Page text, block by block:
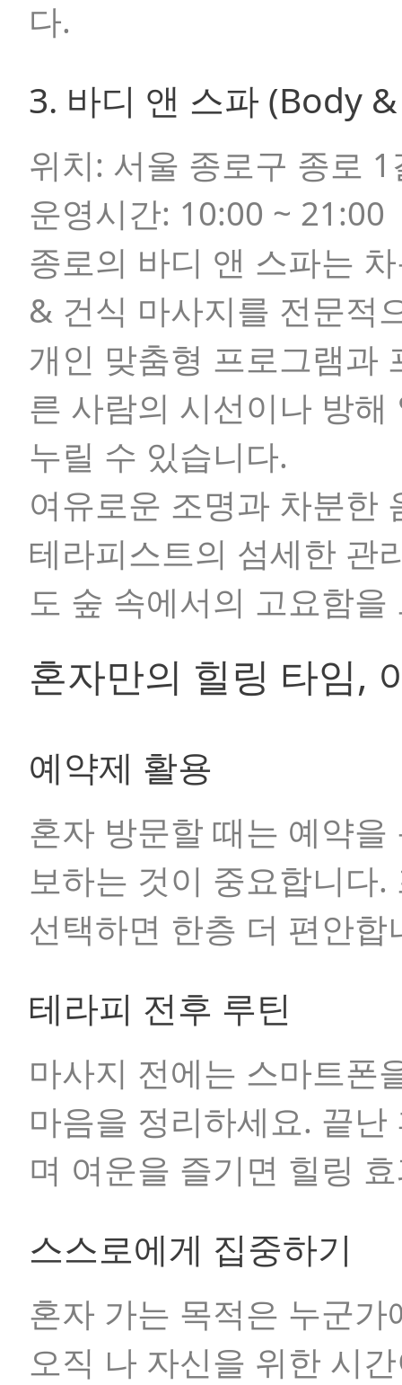
다.
3. 바디 앤 스파 (Body
위치: 서울 종로구 종로 1
운영시간: 10:00 ~ 21:00
종로의 바디 앤 스파는
& 건식 마사지를 전문적
개인 맞춤형 프로그램과
른 사람의 시선이나 방
누릴 수 있습니다.
여유로운 조명과 차분한
테라피스트의 섬세한 관
도 숲 속에서의 고요함
혼자만의 힐링 타임,
예약제 활용
혼자 방문할 때는 예약
보하는 것이 중요합니다
선택하면 한층 더 편안합
테라피 전후 루틴
마사지 전에는 스마트폰
마음을 정리하세요. 끝
며 여운을 즐기면 힐링
스스로에게 집중하기
혼자 가는 목적은 누군
오직 나 자신을 위한 시